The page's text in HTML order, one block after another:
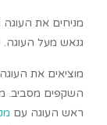
מניחים את
גנאש מעל
מוציאים את
השקפים מסביב.
ראש העוגה עם